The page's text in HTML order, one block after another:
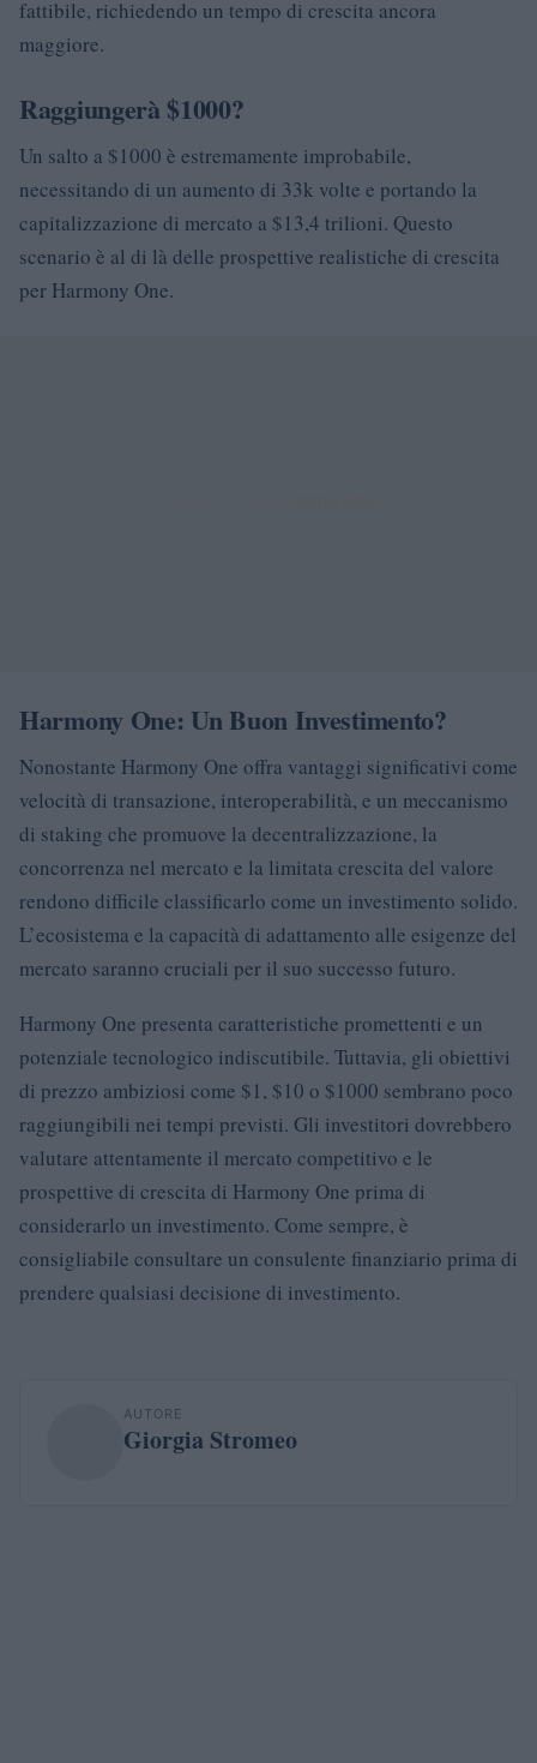
fattibile, richiedendo un tempo di crescita ancora
maggiore.
Raggiungerà $1000?
Un salto a $1000 è estremamente improbabile,
necessitando di un aumento di 33k volte e portando la
capitalizzazione di mercato a $13,4 trilioni. Questo
scenario è al di là delle prospettive realistiche di crescita
per Harmony One.
Harmony One: Un Buon Investimento?
Nonostante Harmony One offra vantaggi significativi come
velocità di transazione, interoperabilità, e un meccanismo
di staking che promuove la decentralizzazione, la
concorrenza nel mercato e la limitata crescita del valore
rendono difficile classificarlo come un investimento solido.
L’ecosistema e la capacità di adattamento alle esigenze del
mercato saranno cruciali per il suo successo futuro.
Harmony One presenta caratteristiche promettenti e un
potenziale tecnologico indiscutibile. Tuttavia, gli obiettivi
di prezzo ambiziosi come $1, $10 o $1000 sembrano poco
raggiungibili nei tempi previsti. Gli investitori dovrebbero
valutare attentamente il mercato competitivo e le
prospettive di crescita di Harmony One prima di
considerarlo un investimento. Come sempre, è
consigliabile consultare un consulente finanziario prima di
prendere qualsiasi decisione di investimento.
AUTORE
Giorgia Stromeo